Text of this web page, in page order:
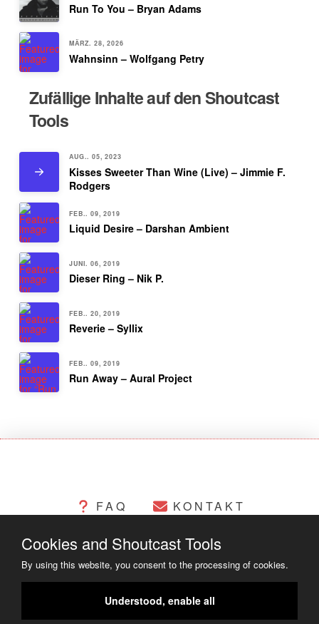
Run To You – Bryan Adams
MÄRZ. 28, 2026
Wahnsinn – Wolfgang Petry
Zufällige Inhalte auf den Shoutcast
Tools
AUG.. 05, 2023
Kisses Sweeter Than Wine (Live) – Jimmie F.
Rodgers
FEB.. 09, 2019
Liquid Desire – Darshan Ambient
JUNI. 06, 2019
Dieser Ring – Nik P.
FEB.. 20, 2019
Reverie – Syllix
FEB.. 09, 2019
Run Away – Aural Project
FAQ KONTAKT
CHANGELOG COOKIES
Cookies and Shoutcast Tools
By using this website, you consent to the processing of cookies.
Understood, enable all